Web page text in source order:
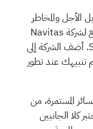
الأجل والمخاطر
لشركة Navitas
تنبيهك عند تطور
المستمرة، من
كلا الجانبين